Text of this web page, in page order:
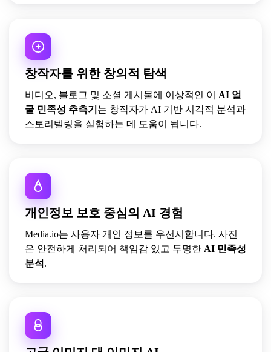
창작자를 위한 창의적 탐색
비디오, 블로그 및 소셜 게시물에 이상적인 이 AI 얼
굴 민족성 추측기 는 창작자가 AI 기반 시각적 분석과
스토리텔링을 실험하는 데 도움이 됩니다.
개인정보 보호 중심의 AI 경험
Media.io는 사용자 개인 정보를 우선시합니다. 사진
은 안전하게 처리되어 책임감 있고 투명한 AI 민족성
분석 .